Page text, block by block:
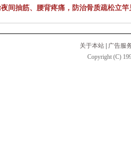
间抽筋、腰背疼痛，防治骨质疏松立竿
关于本站
广告服
Copyright (C)